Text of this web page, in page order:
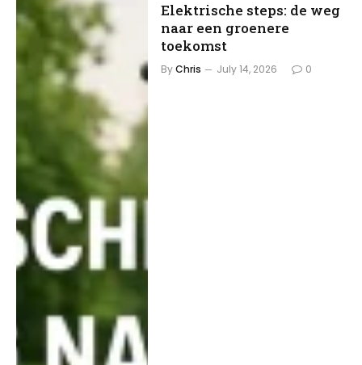
Elektrische steps: de weg
naar een groenere
toekomst
ByChris July 14, 2026 0